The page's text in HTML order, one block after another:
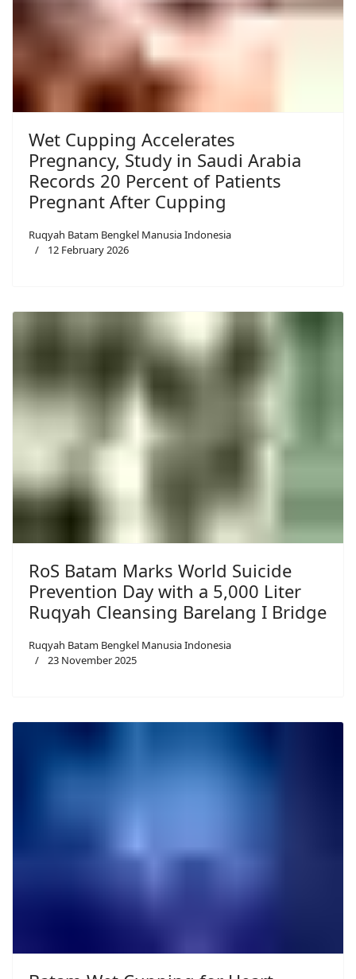
Wet Cupping Accelerates
Pregnancy, Study in Saudi Arabia
Records 20 Percent of Patients
Pregnant After Cupping
Ruqyah Batam Bengkel Manusia Indonesia
12 February 2026
RoS Batam Marks World Suicide
Prevention Day with a 5,000 Liter
Ruqyah Cleansing Barelang I Bridge
Ruqyah Batam Bengkel Manusia Indonesia
23 November 2025